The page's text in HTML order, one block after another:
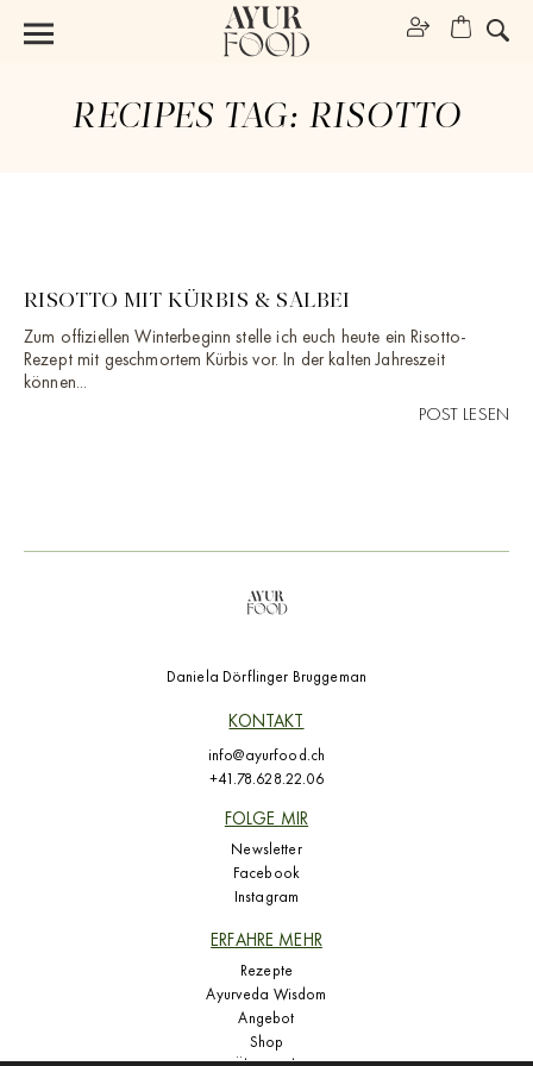
RECIPES TAG: RISOTTO
RISOTTO MIT KÜRBIS & SALBEI
Zum offiziellen Winterbeginn stelle ich euch heute ein Risotto-
Rezept mit geschmortem Kürbis vor. In der kalten Jahreszeit
können...
POST LESEN
Daniela Dörflinger Bruggeman
KONTAKT
info@ayurfood.ch
+41.78.628.22.06
FOLGE MIR
Newsletter
Facebook
Instagram
ERFAHRE MEHR
Rezepte
Ayurveda Wisdom
Angebot
Shop